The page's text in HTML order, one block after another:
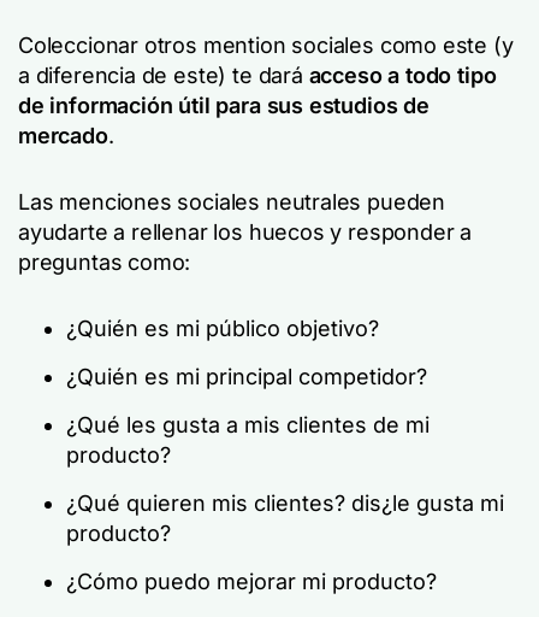
Coleccionar otros mention sociales como este (y
a diferencia de este) te dará acceso a todo tipo
de información útil para sus estudios de
mercado.
Las menciones sociales neutrales pueden
ayudarte a rellenar los huecos y responder a
preguntas como:
¿Quién es mi público objetivo?
¿Quién es mi principal competidor?
¿Qué les gusta a mis clientes de mi
producto?
¿Qué quieren mis clientes? dis¿le gusta mi
producto?
¿Cómo puedo mejorar mi producto?